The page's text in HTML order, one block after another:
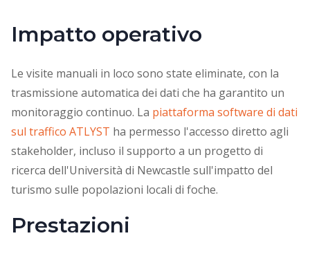
Impatto operativo
Le visite manuali in loco sono state eliminate, con la
trasmissione automatica dei dati che ha garantito un
monitoraggio continuo. La piattaforma software di dati
sul traffico ATLYST ha permesso l'accesso diretto agli
stakeholder, incluso il supporto a un progetto di
ricerca dell'Università di Newcastle sull'impatto del
turismo sulle popolazioni locali di foche.
Prestazioni